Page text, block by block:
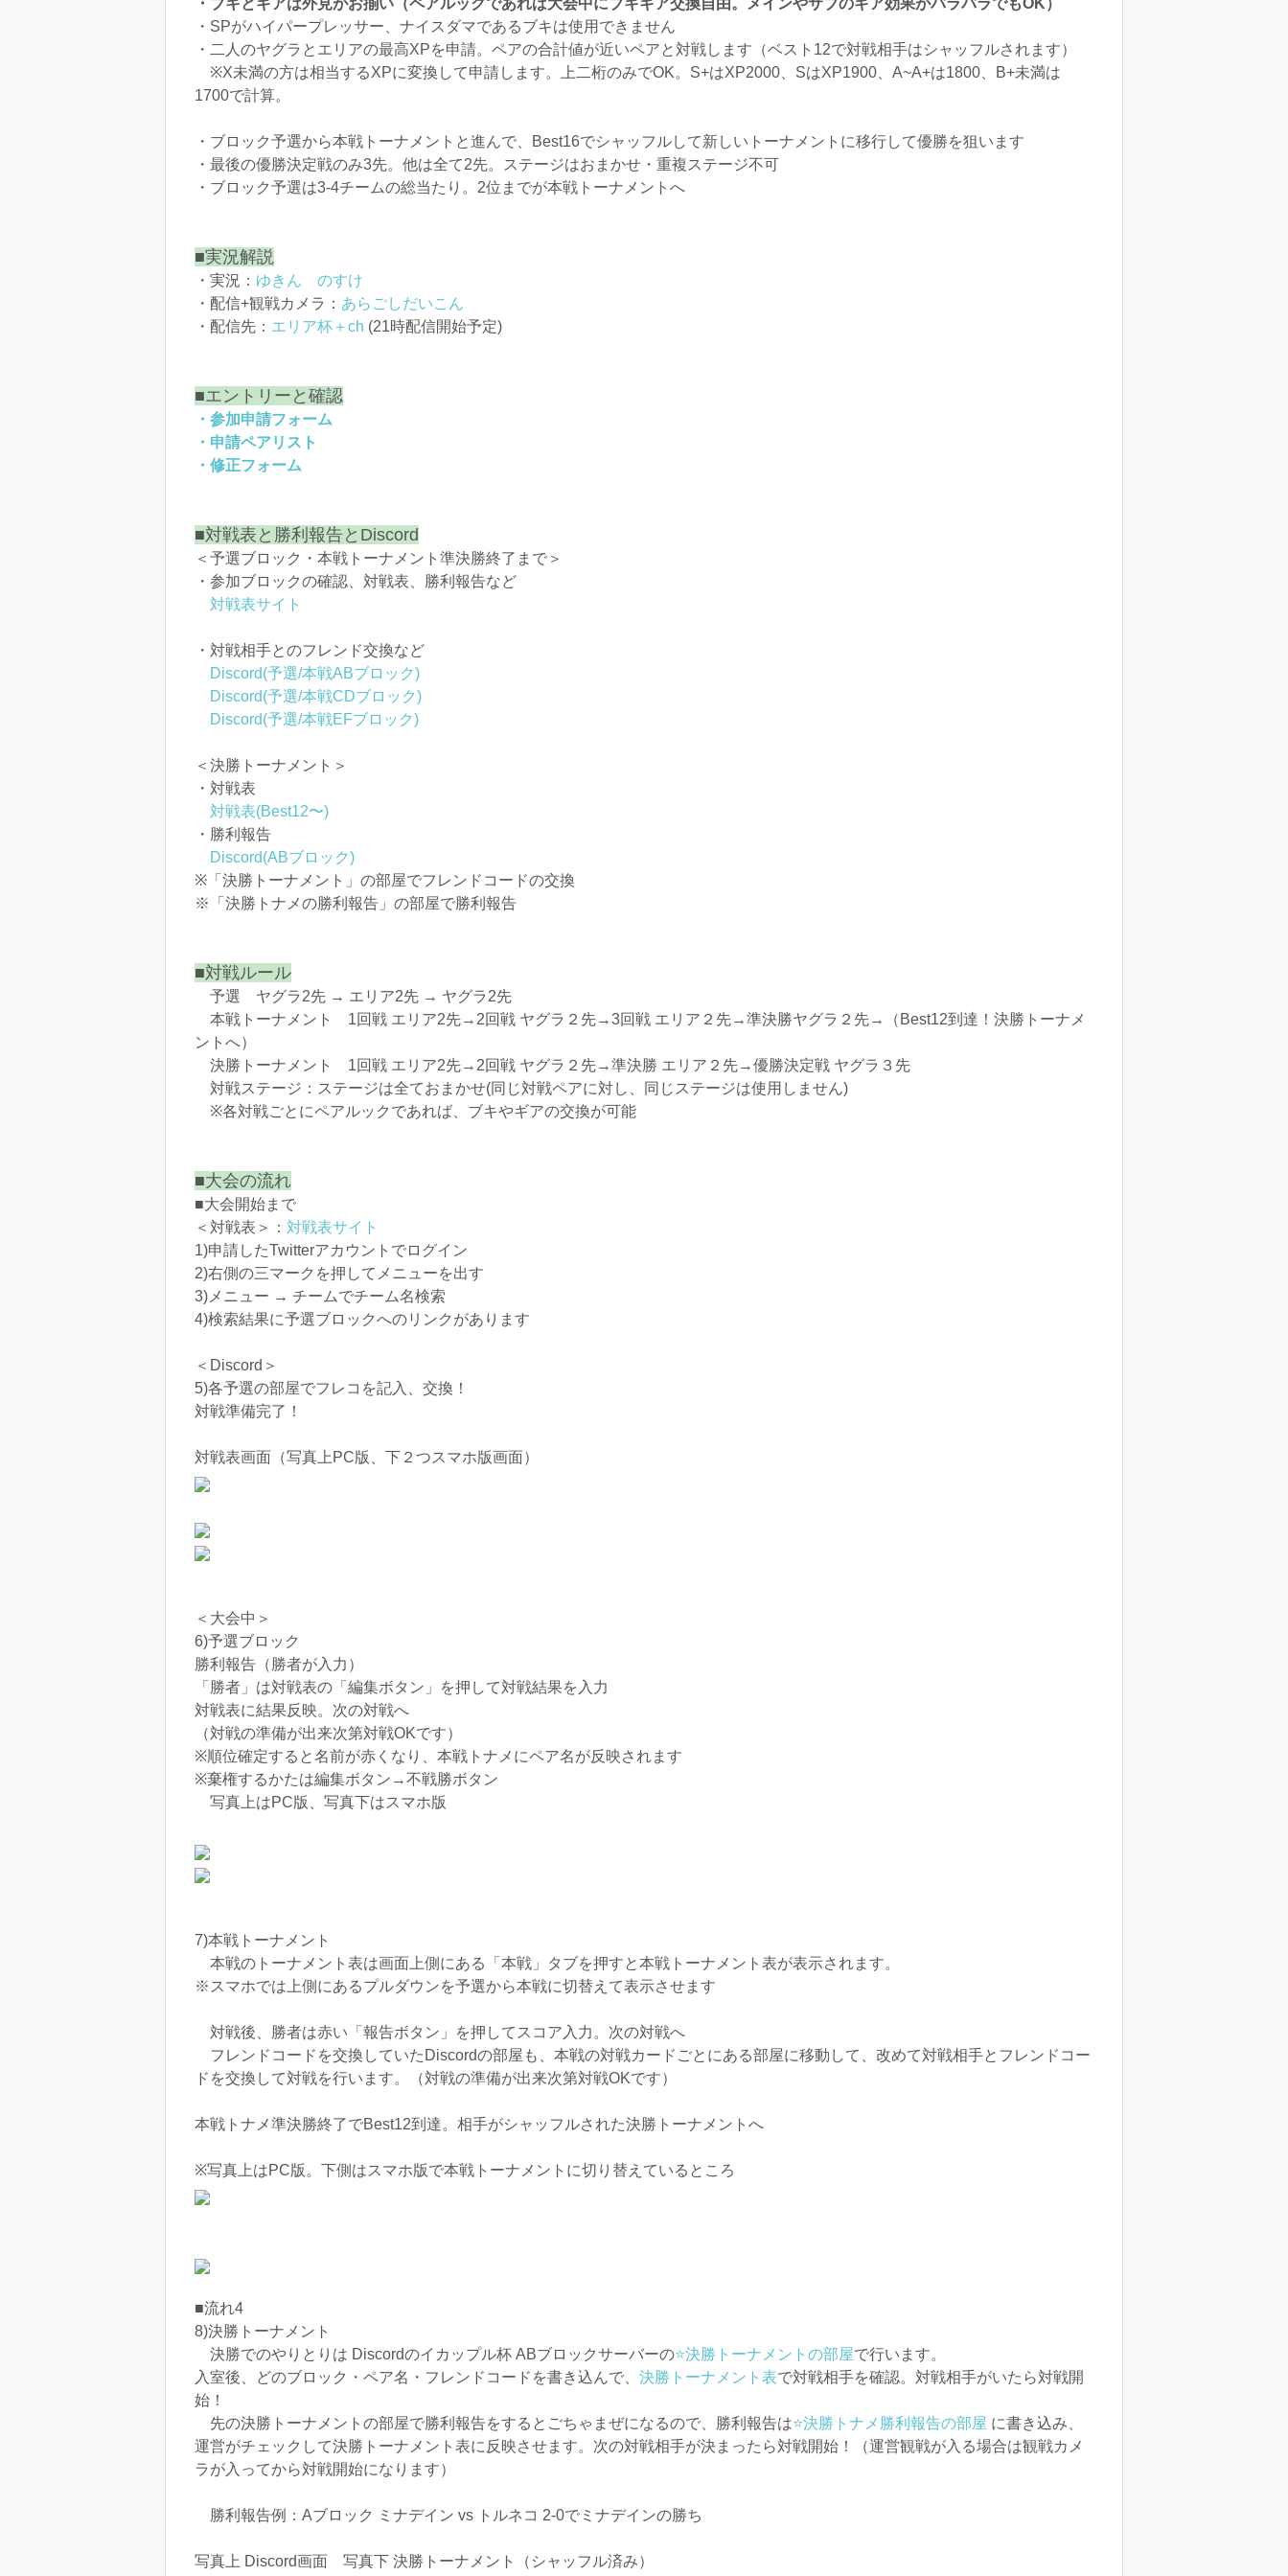
・ブキとギアは外見がお揃い（ペアルックであれば大会中にブキギア交換自由。メインやサブのギア効果がバラバラでもOK）
・SPがハイパープレッサー、ナイスダマであるブキは使用できません
・二人のヤグラとエリアの最高XPを申請。ペアの合計値が近いペアと対戦します（ベスト12で対戦相手はシャッフルされます）
※X未満の方は相当するXPに変換して申請します。上二桁のみでOK。S+はXP2000、SはXP1900、A~A+は1800、B+未満は
1700で計算。
・ブロック予選から本戦トーナメントと進んで、Best16でシャッフルして新しいトーナメントに移行して優勝を狙います
・最後の優勝決定戦のみ3先。他は全て2先。ステージはおまかせ・重複ステージ不可
・ブロック予選は3-4チームの総当たり。2位までが本戦トーナメントへ
■実況解説
・実況： ゆきん
のすけ
・配信+観戦カメラ： あらごしだいこん
・配信先： エリア杯＋ch (21時配信開始予定)
■エントリーと確認
・参加申請フォーム
・申請ペアリスト
・修正フォーム
■対戦表と勝利報告とDiscord
＜予選ブロック・本戦トーナメント準決勝終了まで＞
・参加ブロックの確認、対戦表、勝利報告など
対戦表サイト
・対戦相手とのフレンド交換など
Discord(予選/本戦ABブロック)
Discord(予選/本戦CDブロック)
Discord(予選/本戦EFブロック)
＜決勝トーナメント＞
・対戦表
対戦表(Best12〜)
・勝利報告
Discord(ABブロック)
※「決勝トーナメント」の部屋でフレンドコードの交換
※「決勝トナメの勝利報告」の部屋で勝利報告
■対戦ルール
予選 ヤグラ2先 → エリア2先 → ヤグラ2先
本戦トーナメント 1回戦 エリア2先→2回戦 ヤグラ２先→3回戦 エリア２先→準決勝ヤグラ２先→（Best12到達！決勝トーナメ
ントへ）
決勝トーナメント 1回戦 エリア2先→2回戦 ヤグラ２先→準決勝 エリア２先→優勝決定戦 ヤグラ３先
対戦ステージ：​ステージは全ておまかせ(同じ対戦ペアに対し、同じステージは使用しません)
※各対戦ごとにペアルックであれば、ブキやギアの交換が可能
■大会の流れ
■大会開始まで
＜対戦表＞： 対戦表サイト
1)申請したTwitterアカウントでログイン
2)右側の三マークを押してメニューを出す
3)メニュー → チームでチーム名検索
4)検索結果に予選ブロックへのリンクがあります
＜Discord＞
5)各予選の部屋でフレコを記入、交換！
対戦準備完了！
対戦表画面（写真上PC版、下２つスマホ版画面）
＜大会中＞
6)予選ブロック
勝利報告（勝者が入力）
「勝者」は対戦表の「編集ボタン」を押して対戦結果を入力
対戦表に結果反映。次の対戦へ
（対戦の準備が出来次第対戦OKです）
※順位確定すると名前が赤くなり、本戦トナメにペア名が反映されます
※棄権するかたは編集ボタン→不戦勝ボタン
写真上はPC版、写真下はスマホ版
7)本戦トーナメント
本戦のトーナメント表は画面上側にある「本戦」タブを押すと本戦トーナメント表が表示されます。
※スマホでは上側にあるプルダウンを予選から本戦に切替えて表示させます
対戦後、勝者は赤い「報告ボタン」を押してスコア入力。次の対戦へ
フレンドコードを交換していたDiscordの部屋も、本戦の対戦カードごとにある部屋に移動して、改めて対戦相手とフレンドコー
ドを交換して対戦を行います。（対戦の準備が出来次第対戦OKです）
本戦トナメ準決勝終了でBest12到達。相手がシャッフルされた決勝トーナメントへ
※写真上はPC版。下側はスマホ版で本戦トーナメントに切り替えているところ
■流れ4
8)決勝トーナメント
決勝でのやりとりは Discordのイカップル杯 ABブロックサーバーの⭐️決勝トーナメントの部屋で行います。
入室後、どのブロック・ペア名・フレンドコードを書き込んで、 決勝トーナメント表で対戦相手を確認。対戦相手がいたら対戦開
始！
先の決勝トーナメントの部屋で勝利報告をするとごちゃまぜになるので、勝利報告は⭐️決勝トナメ勝利報告の部屋 に書き込み、
運営がチェックして決勝トーナメント表に反映させます。次の対戦相手が決まったら対戦開始！（運営観戦が入る場合は観戦カメ
ラが入ってから対戦開始になります）
勝利報告例：Aブロック ミナデイン vs トルネコ 2-0でミナデインの勝ち
写真上 Discord画面 写真下 決勝トーナメント（シャッフル済み）